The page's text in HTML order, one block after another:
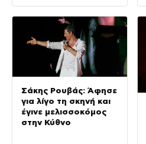
Σάκης Ρουβάς: Άφησε
για λίγο τη σκηνή και
έγινε μελισσοκόμος
στην Κύθνο